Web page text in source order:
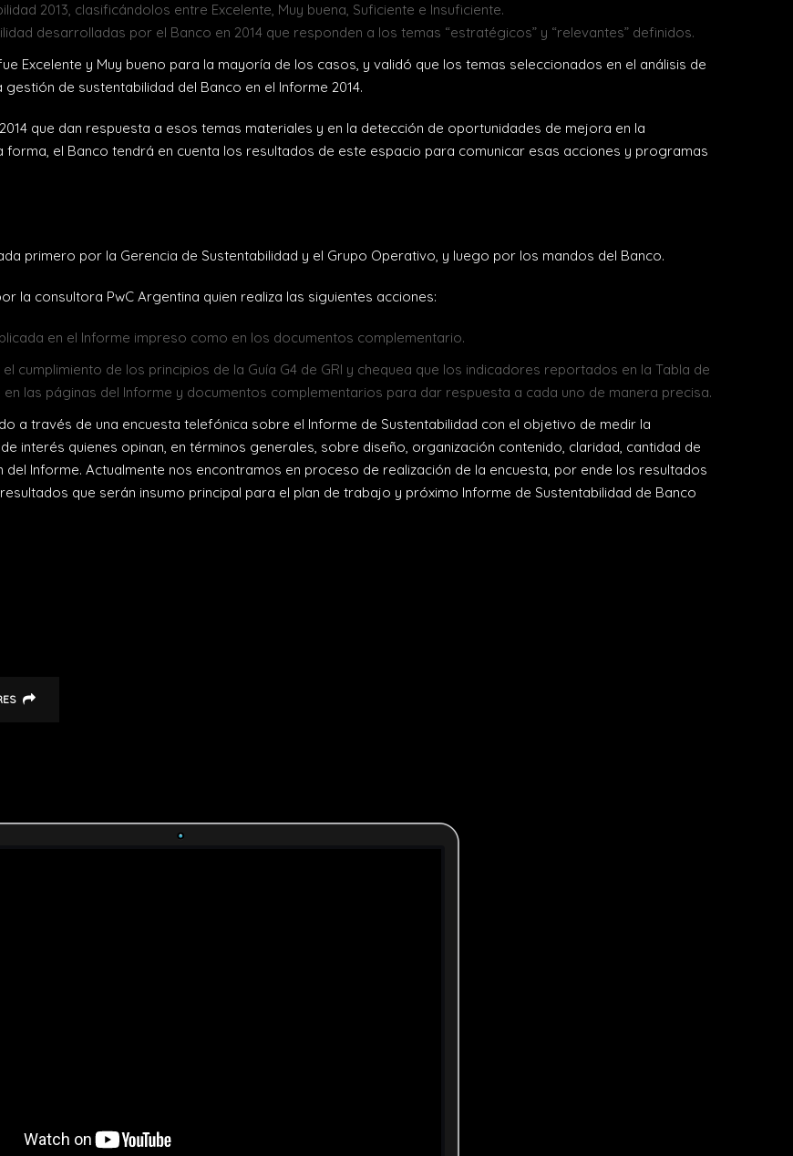
2013, clasificándolos entre Excelente, Muy buena, Suficiente e Insuficiente.
desarrolladas por el Banco en 2014 que responden a los temas “estratégicos” y “relevantes” definidos.
Excelente y Muy bueno para la mayoría de los casos, y validó que los temas seleccionados en el análisis de
de sustentabilidad del Banco en el Informe 2014.
que dan respuesta a esos temas materiales y en la detección de oportunidades de mejora en la
el Banco tendrá en cuenta los resultados de este espacio para comunicar esas acciones y programas
primero por la Gerencia de Sustentabilidad y el Grupo Operativo, y luego por los mandos del Banco.
la consultora PwC Argentina quien realiza las siguientes acciones:
en el Informe impreso como en los documentos complementario.
cumplimiento de los principios de la Guía G4 de GRI y chequea que los indicadores reportados en la Tabla de
las páginas del Informe y documentos complementarios para dar respuesta a cada uno de manera precisa.
a través de una encuesta telefónica sobre el Informe de Sustentabilidad con el objetivo de medir la
interés quienes opinan, en términos generales, sobre diseño, organización contenido, claridad, cantidad de
Informe. Actualmente nos encontramos en proceso de realización de la encuesta, por ende los resultados
que serán insumo principal para el plan de trabajo y próximo Informe de Sustentabilidad de Banco